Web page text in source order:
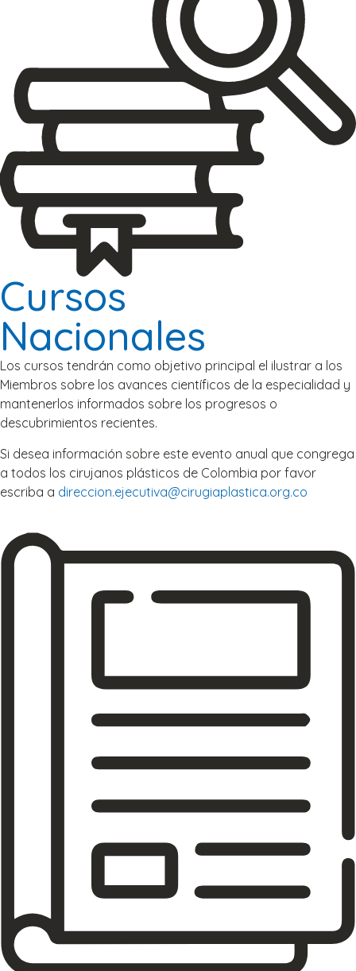
Cursos
Nacionales
Los cursos tendrán como objetivo principal el ilustrar a los
Miembros sobre los avances científicos de la especialidad y
mantenerlos informados sobre los progresos o
descubrimientos recientes.
Si desea información sobre este evento anual que congrega
a todos los cirujanos plásticos de Colombia por favor
escriba a direccion.ejecutiva@cirugiaplastica.org.co